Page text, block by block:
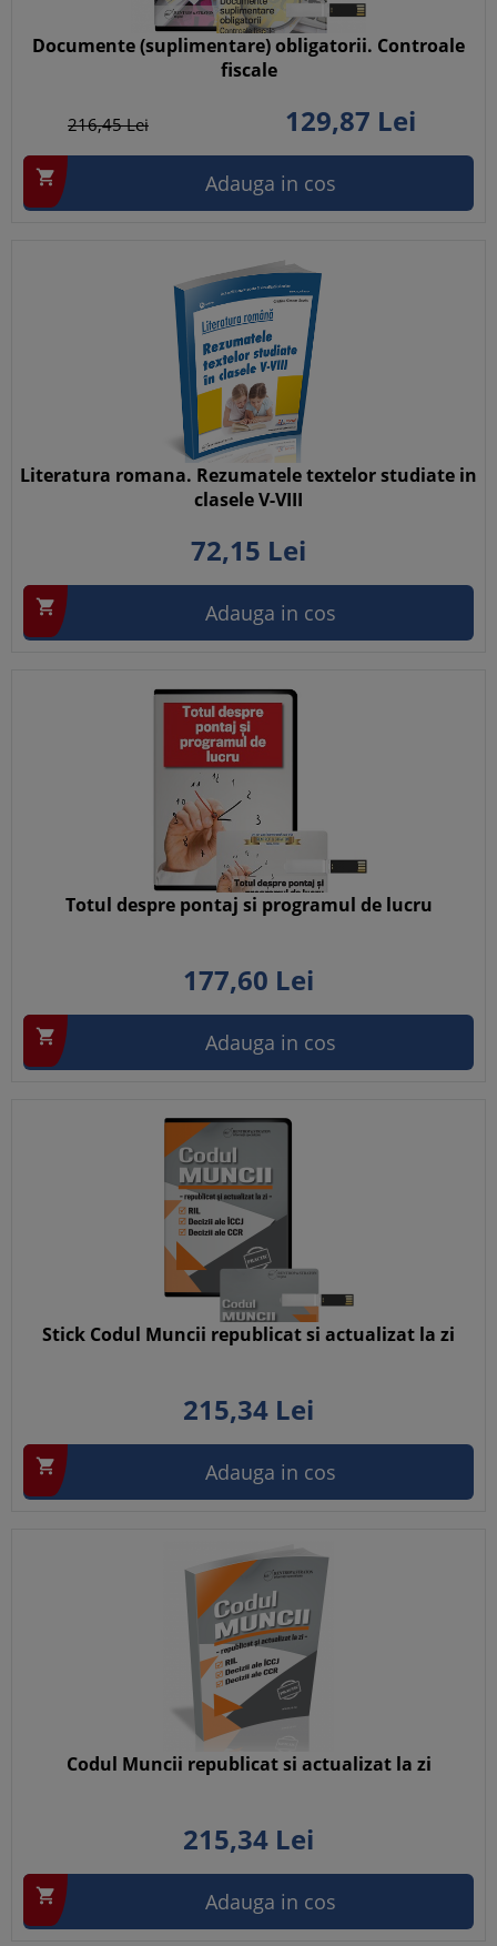
Documente (suplimentare) obligatorii. Controale
fiscale
216,45Lei 129,87 Lei
 Adauga in cos
Literatura romana. Rezumatele textelor studiate in
clasele V-VIII
72,15 Lei
 Adauga in cos
Totul despre pontaj si programul de lucru
177,60 Lei
 Adauga in cos
Stick Codul Muncii republicat si actualizat la zi
215,34 Lei
 Adauga in cos
Codul Muncii republicat si actualizat la zi
215,34 Lei
 Adauga in cos